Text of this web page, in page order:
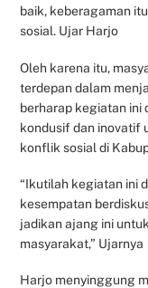
baik, keberagaman
sosial. Ujar Harjo
Oleh karena itu,
terdepan dalam
berharap kegiatan ini
kondusif dan inovatif
konflik sosial di
“Ikutilah kegiatan ini
kesempatan
jadikan ajang ini
masyarakat,” Ujarnya
Harjo menyinggung